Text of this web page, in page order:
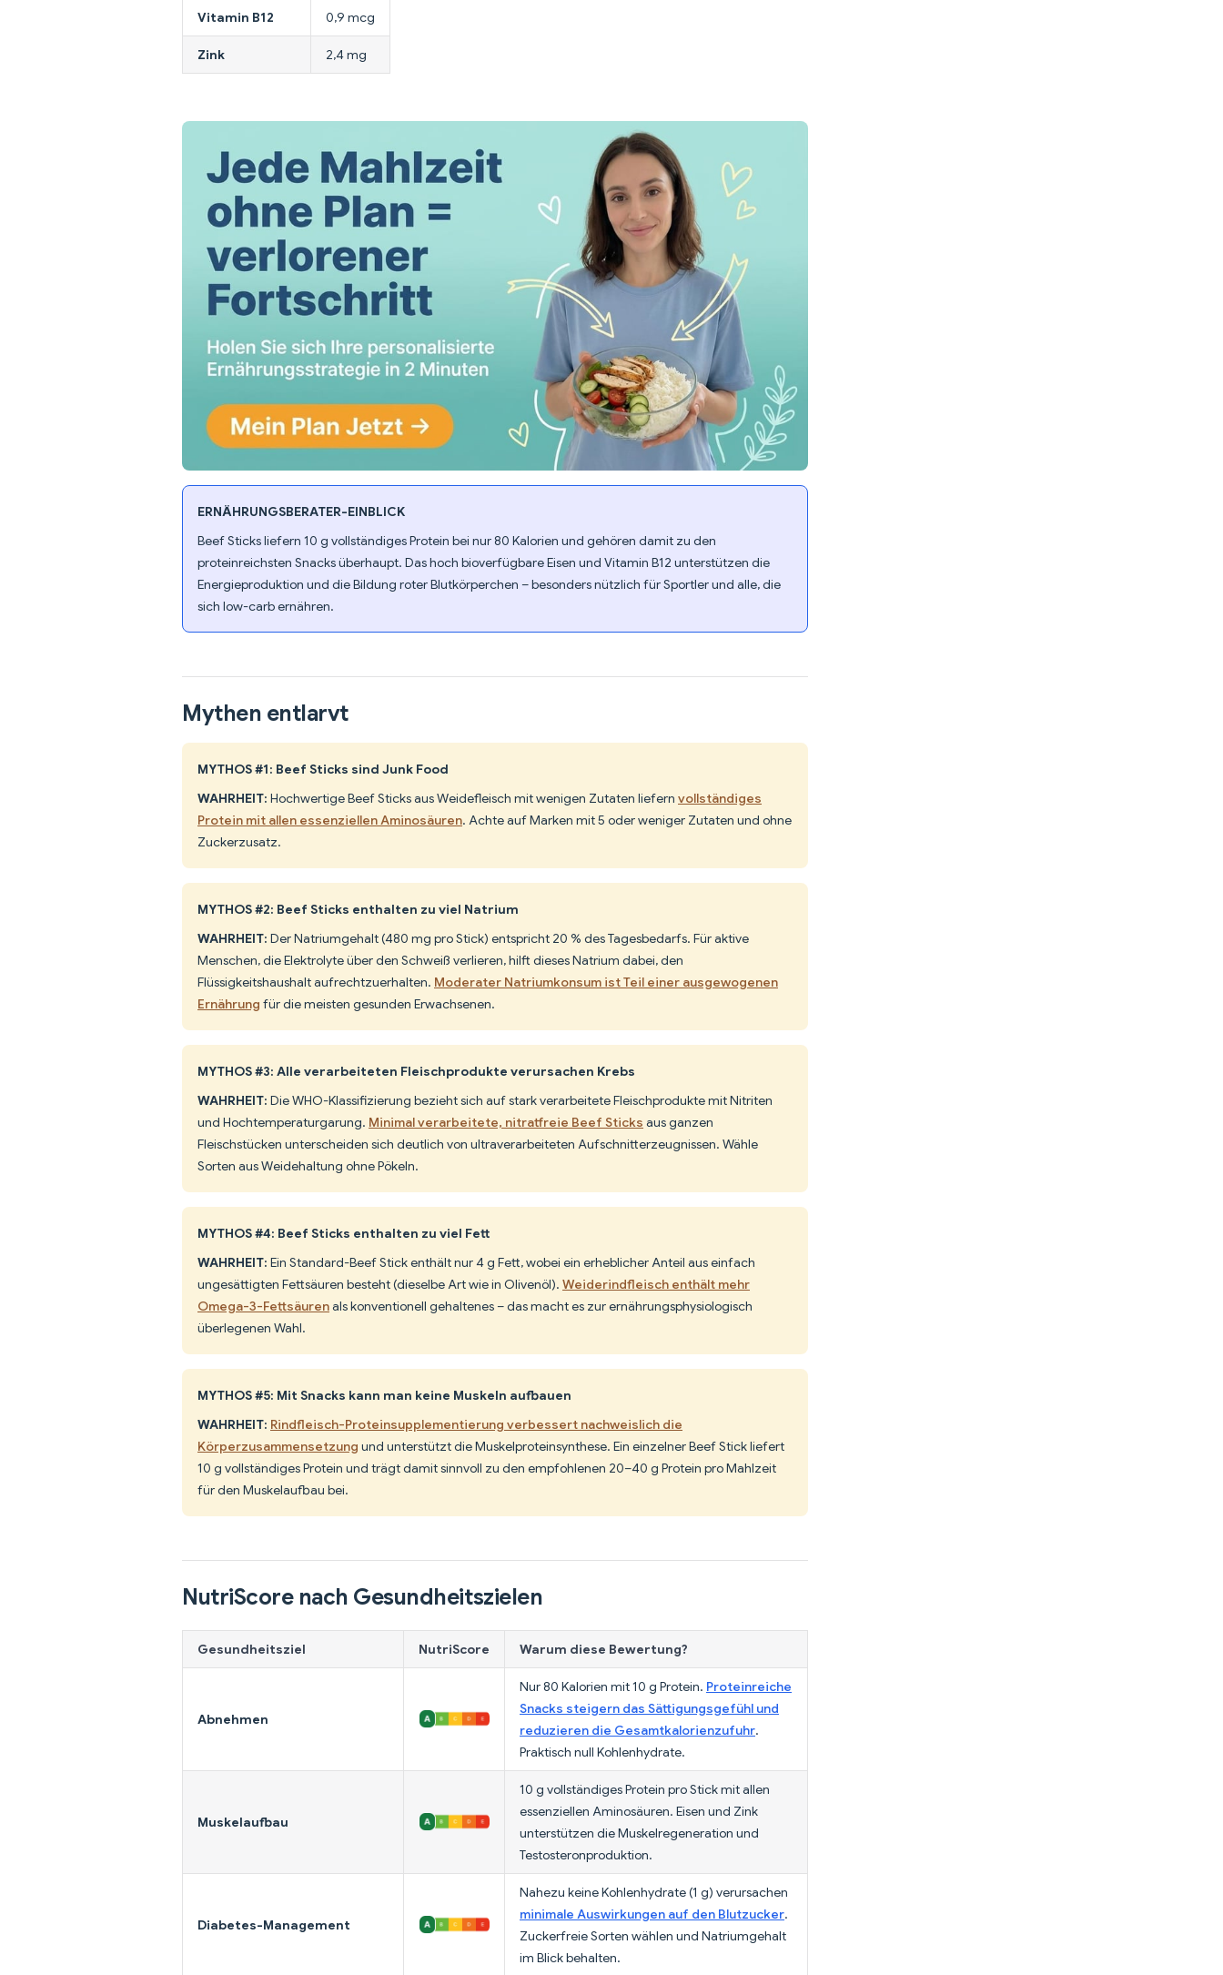
Vitamin B12 0,9 mcg
Zink 2,4 mg
ERNÄHRUNGSBERATER-EINBLICK
Beef Sticks liefern 10 g vollständiges Protein bei nur 80 Kalorien und gehören damit zu den
proteinreichsten Snacks überhaupt. Das hoch bioverfügbare Eisen und Vitamin B12 unterstützen die
Energieproduktion und die Bildung roter Blutkörperchen – besonders nützlich für Sportler und alle, die
sich low-carb ernähren.
Mythen entlarvt
MYTHOS #1: Beef Sticks sind Junk Food
WAHRHEIT: Hochwertige Beef Sticks aus Weidefleisch mit wenigen Zutaten liefern vollständiges
Protein mit allen essenziellen Aminosäuren. Achte auf Marken mit 5 oder weniger Zutaten und ohne
Zuckerzusatz.
MYTHOS #2: Beef Sticks enthalten zu viel Natrium
WAHRHEIT: Der Natriumgehalt (480 mg pro Stick) entspricht 20 % des Tagesbedarfs. Für aktive
Menschen, die Elektrolyte über den Schweiß verlieren, hilft dieses Natrium dabei, den
Flüssigkeitshaushalt aufrechtzuerhalten. Moderater Natriumkonsum ist Teil einer ausgewogenen
Ernährung für die meisten gesunden Erwachsenen.
MYTHOS #3: Alle verarbeiteten Fleischprodukte verursachen Krebs
WAHRHEIT: Die WHO-Klassifizierung bezieht sich auf stark verarbeitete Fleischprodukte mit Nitriten
und Hochtemperaturgarung. Minimal verarbeitete, nitratfreie Beef Sticks aus ganzen
Fleischstücken unterscheiden sich deutlich von ultraverarbeiteten Aufschnitterzeugnissen. Wähle
Sorten aus Weidehaltung ohne Pökeln.
MYTHOS #4: Beef Sticks enthalten zu viel Fett
WAHRHEIT: Ein Standard-Beef Stick enthält nur 4 g Fett, wobei ein erheblicher Anteil aus einfach
ungesättigten Fettsäuren besteht (dieselbe Art wie in Olivenöl). Weiderindfleisch enthält mehr
Omega-3-Fettsäurenals konventionell gehaltenes – das macht es zur ernährungsphysiologisch
überlegenen Wahl.
MYTHOS #5: Mit Snacks kann man keine Muskeln aufbauen
WAHRHEIT: Rindfleisch-Proteinsupplementierung verbessert nachweislich die
Körperzusammensetzung und unterstützt die Muskelproteinsynthese. Ein einzelner Beef Stick liefert
10 g vollständiges Protein und trägt damit sinnvoll zu den empfohlenen 20–40 g Protein pro Mahlzeit
für den Muskelaufbau bei.
NutriScore nach Gesundheitszielen
Gesundheitsziel NutriScore Warum diese Bewertung?
Abnehmen
Nur 80 Kalorien mit 10 g Protein. Proteinreiche
Snacks steigern das Sättigungsgefühl und
reduzieren die Gesamtkalorienzufuhr.
Praktisch null Kohlenhydrate.
Muskelaufbau
10 g vollständiges Protein pro Stick mit allen
essenziellen Aminosäuren. Eisen und Zink
unterstützen die Muskelregeneration und
Testosteronproduktion.
Diabetes-Management
Nahezu keine Kohlenhydrate (1 g) verursachen
minimale Auswirkungen auf den Blutzucker.
Zuckerfreie Sorten wählen und Natriumgehalt
im Blick behalten.